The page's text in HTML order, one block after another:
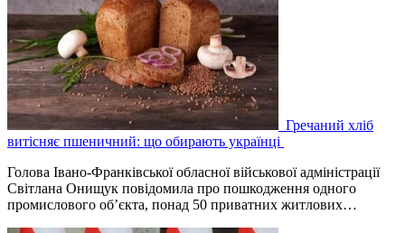
Гречаний хліб
витісняє пшеничний: що обирають українці
Голова Івано-Франківської обласної військової адміністрації
Світлана Онищук повідомила про пошкодження одного
промислового об’єкта, понад 50 приватних житлових…